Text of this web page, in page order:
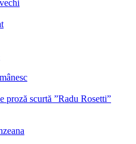
proză scurtă ”Radu Rosetti”